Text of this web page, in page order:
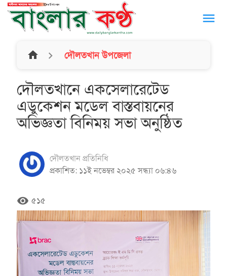
menu
home দৌলতখান উপজেলা
দৌলতখানে একসেলারেটেড
এডুকেশন মডেল বাস্তবায়নের
অভিজ্ঞতা বিনিময় সভা অনুষ্ঠিত
দৌলতখান প্রতিনিধি
প্রকাশিত: ১১ই নভেম্বর ২০২৫ সন্ধ্যা ০৬:৪৬
remove_red_eye ৫১৫